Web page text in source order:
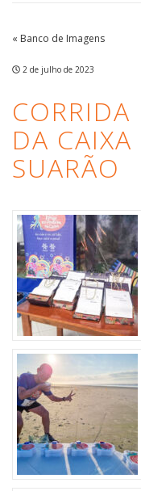
|
APCEF/SP
« Banco de Imagens
2 de julho de 2023
CORRIDA
DA CAIXA
SUARÃO